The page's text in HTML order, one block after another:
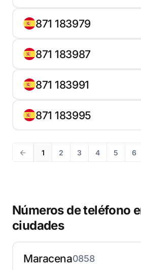
871 183979
871 183987
871 183991
871 183995
1 2 3 4 5 6
Números de teléfono
ciudades
Maracena0858